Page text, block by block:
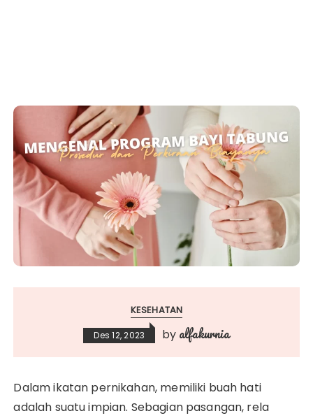
KESEHATAN
Des 12, 2023 by alfakurnia
Dalam ikatan pernikahan, memiliki buah hati
adalah suatu impian. Sebagian pasangan, rela